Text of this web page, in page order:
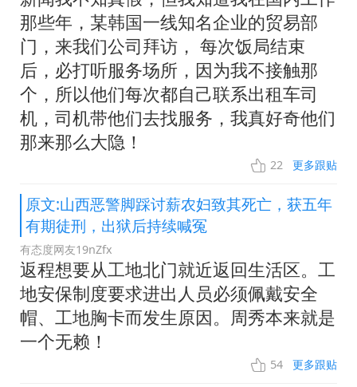
那些年，某韩国一线知名企业的贸易部
门，来我们公司拜访， 每次饭局结束
后，必打听服务场所，因为我不接触那
个，所以他们每次都自己联系出租车司
机，司机带他们去找服务，我真好奇他们
那来那么大隐！
22 更多跟贴
原文:山西恶警脚踩讨薪农妇致其死亡，获五年
有期徒刑，出狱后持续喊冤
有态度网友19nZfx
返程想要从工地北门就近返回生活区。工
地安保制度要求进出人员必须佩戴安全
帽、工地胸卡而发生原因。周秀本来就是
一个无赖！
54 更多跟贴